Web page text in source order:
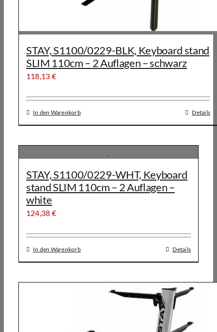
STAY, S1100/0229-BLK, Keyboard stand
SLIM 110cm – 2 Auflagen – schwarz
118,13 €
In den Warenkorb Details
STAY, S1100/0229-WHT, Keyboard
stand SLIM 110cm – 2 Auflagen –
white
124,38 €
In den Warenkorb Details